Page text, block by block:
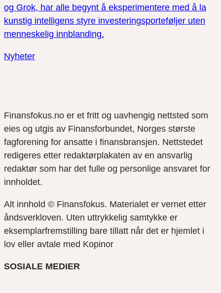
og Grok, har alle begynt å eksperimentere med å la
kunstig intelligens styre investeringsporteføljer uten
menneskelig innblanding.
Nyheter
Finansfokus.no er et fritt og uavhengig nettsted som
eies og utgis av Finansforbundet, Norges største
fagforening for ansatte i finansbransjen. Nettstedet
redigeres etter redaktørplakaten av en ansvarlig
redaktør som har det fulle og personlige ansvaret for
innholdet.
Alt innhold © Finansfokus. Materialet er vernet etter
åndsverkloven. Uten uttrykkelig samtykke er
eksemplarfremstilling bare tillatt når det er hjemlet i
lov eller avtale med Kopinor
SOSIALE MEDIER